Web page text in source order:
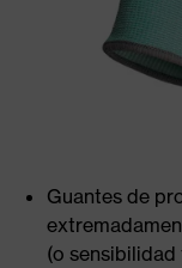
Guantes de
(o